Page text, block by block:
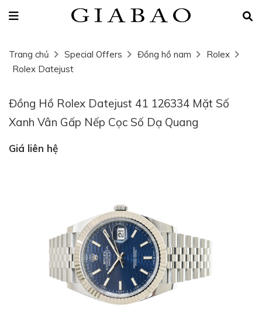
Trang chủ Special Offers Đồng hồ nam
Rolex
Rolex Datejust
Đồng Hồ Rolex Datejust 41 126334 Mặt Số
Xanh Vân Gấp Nếp Cọc Số Dạ Quang
Giá liên hệ